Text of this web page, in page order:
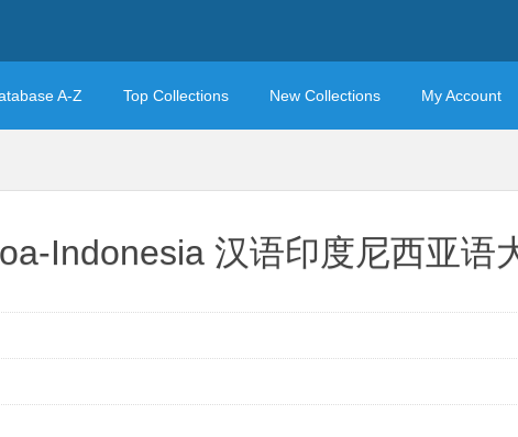
A-Z Top Collections New Collections My Account
Indonesia 汉语印度尼西亚语